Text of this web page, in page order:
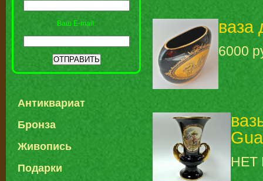
Ваш E-mail:
Антиквариат
Бронза
Живопись
Подарки
ваза
6000
НЕТ